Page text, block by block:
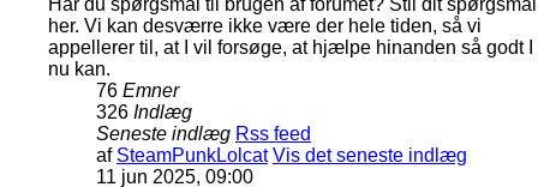
Har du spørgsmål til brugen af forumet? Stil dit spørgsmål
her. Vi kan desværre ikke være der hele tiden, så vi
appellerer til, at I vil forsøge, at hjælpe hinanden så godt I
nu kan.
76 Emner
326 Indlæg
Seneste indlæg Rss feed
af SteamPunkLolcat Vis det seneste indlæg
11 jun 2025, 09:00